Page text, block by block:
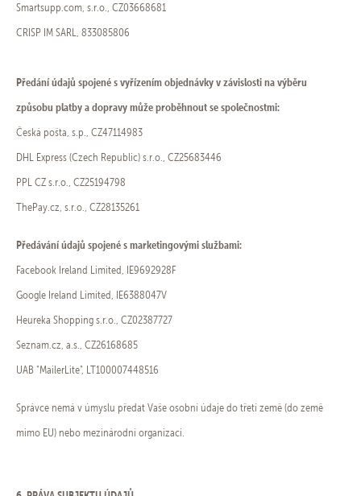
Smartsupp.com, s.r.o., CZ03668681
CRISP IM SARL, 833085806
Předání údajů spojené s vyřízením objednávky v závislosti na výběru
způsobu platby a dopravy může proběhnout se společnostmi:
Česká pošta, s.p., CZ47114983
DHL Express (Czech Republic) s.r.o., CZ25683446
PPL CZ s.r.o., CZ25194798
ThePay.cz, s.r.o., CZ28135261
Předávání údajů spojené s marketingovými službami:
Facebook Ireland Limited, IE9692928F
Google Ireland Limited, IE6388047V
Heureka Shopping s.r.o., CZ02387727
Seznam.cz, a.s., CZ26168685
UAB "MailerLite", LT100007448516
Správce nemá v úmyslu předat Vaše osobní údaje do třetí země (do země
mimo EU) nebo mezinárodní organizaci.